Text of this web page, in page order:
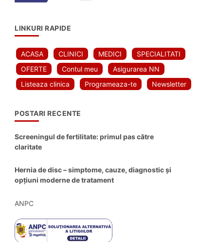
LINKURI RAPIDE
ACASA CLINICI MEDICI
SPECIALITATI
OFERTE
Contul meu
Asigurarea NN
Listeaza clinica
Programeaza-te Newsletter
POSTARI RECENTE
Screeningul de fertilitate: primul pas către
claritate
Hernia de disc – simptome, cauze, diagnostic și
opțiuni moderne de tratament
ANPC